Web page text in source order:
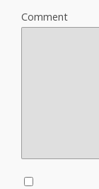
Comment